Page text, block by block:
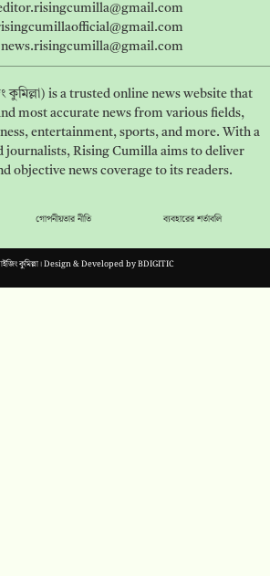
news.risingcumilla@gmail.com
কুমিল্লা) is a trusted online news website that
most accurate news from various fields,
entertainment, sports, and more. With a
journalists, Rising Cumilla aims to deliver
objective news coverage to its readers.
গোপনীয়তার নীতি ব্যবহারের শর্তাবলি
কুমিল্লা। Design & Developed byBDIGITIC